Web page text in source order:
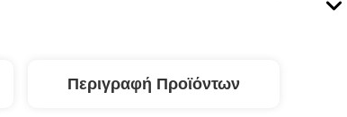
Περιγραφή Προϊόντων